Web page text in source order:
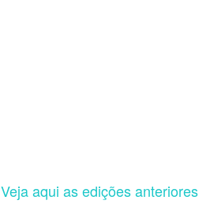
Veja aqui as edições anteriores